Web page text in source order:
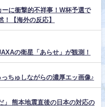
に衝撃的不祥事！W杯予選で
【海外の反応】
の衛星「あらせ」が観測！
ちゅしながらの濃厚エッ画像♪
」 熊本地震直後の日本の対応の